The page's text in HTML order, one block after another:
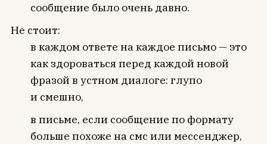
сообщение было очень давно.
Не стоит:
в каждом ответе на каждое письмо — это
как здороваться перед каждой новой
фразой в устном диалоге: глупо
и смешно,
в письме, если сообщение по формату
больше похоже на смс или мессенджер,